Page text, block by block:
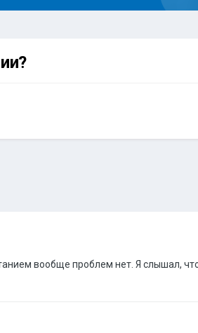
вообще проблем нет. Я слышал,